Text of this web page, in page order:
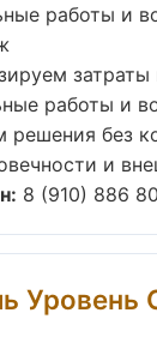
работы и
затраты
работы и
решения без
и
8 (910) 886
Уровень